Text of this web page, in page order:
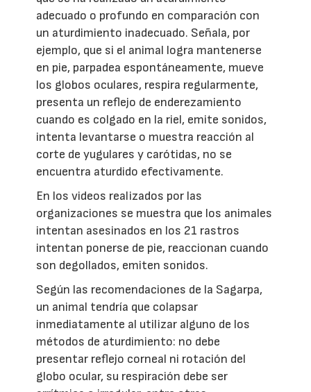
adecuado o profundo en comparación con
un aturdimiento inadecuado. Señala, por
ejemplo, que si el animal logra mantenerse
en pie, parpadea espontáneamente, mueve
los globos oculares, respira regularmente,
presenta un reflejo de enderezamiento
cuando es colgado en la riel, emite sonidos,
intenta levantarse o muestra reacción al
corte de yugulares y carótidas, no se
encuentra aturdido efectivamente.
En los videos realizados por las
organizaciones se muestra que los animales
intentan asesinados en los 21 rastros
intentan ponerse de pie, reaccionan cuando
son degollados, emiten sonidos.
Según las recomendaciones de la Sagarpa,
un animal tendría que colapsar
inmediatamente al utilizar alguno de los
métodos de aturdimiento: no debe
presentar reflejo corneal ni rotación del
globo ocular, su respiración debe ser